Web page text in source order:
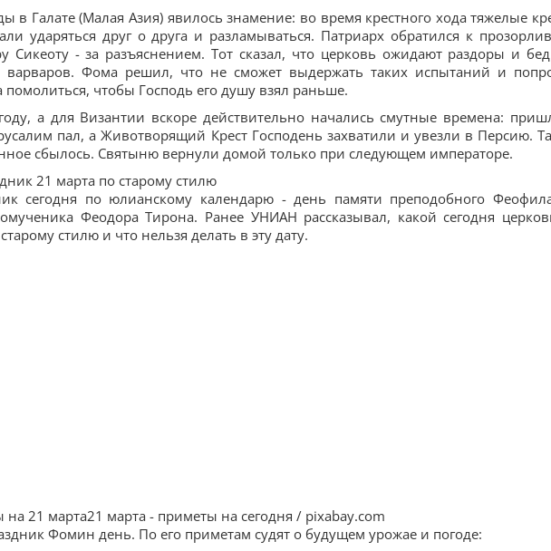
в Галате (Малая Азия) явилось знамение: во время крестного хода тяжелые
ударяться друг о друга и разламываться. Патриарх обратился к
Сикеоту - за разъяснением. Тот сказал, что церковь ожидают раздоры и
Фома решил, что не сможет выдержать таких испытаний и
чтобы Господь его душу взял раньше.
а для Византии вскоре действительно начались смутные времена:
пал, а Животворящий Крест Господень захватили и увезли в Персию.
сбылось. Святыню вернули домой только при следующем императоре.
21 марта по старому стилю
сегодня по юлианскому календарю - день памяти преподобного
Феодора Тирона. Ранее УНИАН рассказывал, какой сегодня
стилю и что нельзя делать в эту дату.
21 марта21 марта - приметы на сегодня / pixabay.com
Фомин день. По его приметам судят о будущем урожае и погоде: